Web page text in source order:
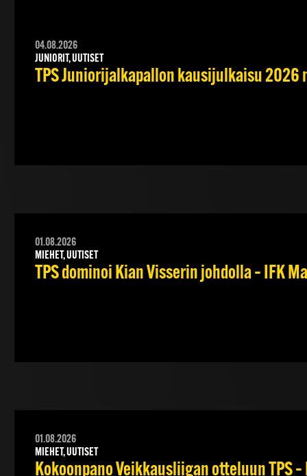
04.08.2026
JUNIORIT, UUTISET
TPS Juniorijalkapallon kausijulkaisu 2026
01.08.2026
MIEHET, UUTISET
TPS dominoi Kian Visserin johdolla – IFK
01.08.2026
MIEHET, UUTISET
Kokoonpano Veikkausliigan otteluun TPS